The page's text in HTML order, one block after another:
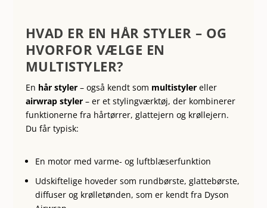
HVAD ER EN HÅR STYLER – OG
HVORFOR VÆLGE EN
MULTISTYLER?
En hår styler– også kendt som multistylereller
airwrap styler– er et stylingværktøj, der kombinerer
funktionerne fra hårtørrer, glattejern og krøllejern.
Du får typisk:
En motor med varme- og luftblæserfunktion
Udskiftelige hoveder som rundbørste, glattebørste,
diffuser og krølletønden, som er kendt fra Dyson